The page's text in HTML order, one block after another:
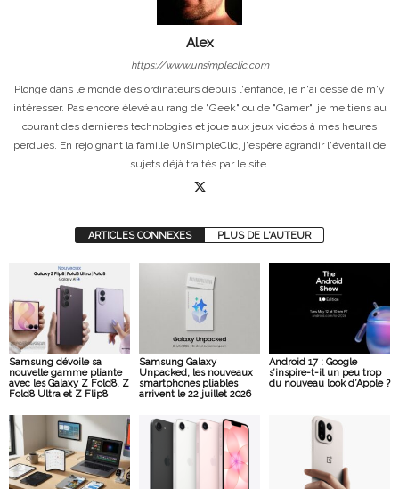
Alex
https://www.unsimpleclic.com
Plongé dans le monde des ordinateurs depuis l'enfance, je n'ai cessé de m'y
intéresser. Pas encore élevé au rang de "Geek" ou de "Gamer", je me tiens au
courant des dernières technologies et joue aux jeux vidéos à mes heures
perdues. En rejoignant la famille UnSimpleClic, j'espère agrandir l'éventail de
sujets déjà traités par le site.
ARTICLES CONNEXES PLUS DE L'AUTEUR
Samsung dévoile sa
nouvelle gamme pliante
avec les Galaxy Z Fold8, Z
Fold8 Ultra et Z Flip8
Samsung Galaxy
Unpacked, les nouveaux
smartphones pliables
arrivent le 22 juillet 2026
Android 17 : Google
s’inspire-t-il un peu trop
du nouveau look d’Apple ?